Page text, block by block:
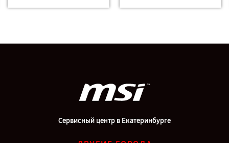
Сервисный центр в Екатеринбурге